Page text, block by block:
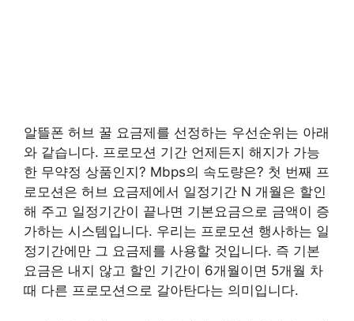
알뜰폰 허브 꿀 요금제를 선정하는 우선순위는 아래
와 같습니다. 프로모션 기간 언제든지 해지가 가능
한 무약정 상품인지? Mbps의 속도량은? 첫 번째 프
로모션은 허브 요금제에서 일정기간 N 개월은 할인
해 주고 일정기간이 끝나면 기본요금으로 금액이 증
가하는 시스템입니다. 우리는 프로모션 행사하는 일
정기간에만 그 요금제를 사용할 것입니다. 즉 기본
요금은 내지 않고 할인 기간이 6개월이면 5개월 차
때 다른 프로모션으로 갈아탄다는 의미입니다.